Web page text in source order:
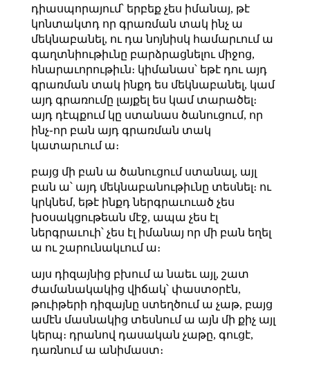
դիասպորայում՝ երբեք չես իմանայ, թէ
կոնտակտդ որ գրառման տակ ինչ ա
մեկնաբանել, ու դա նոյնիսկ համարւում ա
գաղտնիութիւնը բարձրացնելու միջոց,
հնարաւորութիւն։ կիմանաս՝ եթէ դու այդ
գրառման տակ ինքդ ես մեկնաբանել, կամ
այդ գրառումը լայքել ես կամ տարածել։
այդ դէպքում կը ստանաս ծանուցում, որ
ինչ֊որ բան այդ գրառման տակ
կատարւում ա։
բայց մի բան ա ծանուցում ստանալ, այլ
բան ա՝ այդ մեկնաբանութիւնը տեսնել։ ու
կրկնեմ, եթէ ինքդ ներգրաւուած չես
խօսակցութեան մէջ, ապա չես էլ
ներգրաւուի՝ չես էլ իմանայ որ մի բան եղել
ա ու շարունակւում ա։
այս դիզայնից բխում ա նաեւ այլ, շատ
ժամանակակից վիճակ՝ փաստօրէն,
թուիթերի դիզայնը ստեղծում ա չաթ, բայց
ամէն մասնակից տեսնում ա այն մի քիչ այլ
կերպ։ դրանով դասական չաթը, գուցէ,
դառնում ա անիմաստ։